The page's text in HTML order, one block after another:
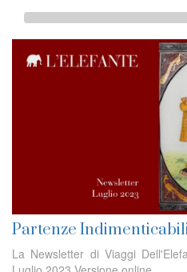
Partenze
La Newsletter di Viaggi